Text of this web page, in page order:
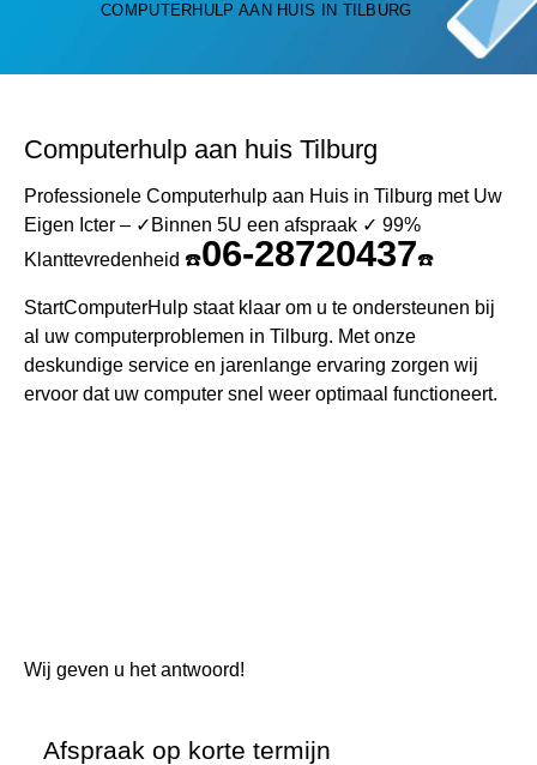
COMPUTERHULP AAN HUIS IN TILBURG
Computerhulp aan huis Tilburg
Professionele Computerhulp aan Huis in Tilburg met Uw
Eigen Icter – ✓Binnen 5U een afspraak ✓ 99%
Klanttevredenheid ☎️06-28720437☎️
StartComputerHulp staat klaar om u te ondersteunen bij
al uw computerproblemen in Tilburg. Met onze
deskundige service en jarenlange ervaring zorgen wij
ervoor dat uw computer snel weer optimaal functioneert.
Wij geven u het antwoord!
Afspraak op korte termijn